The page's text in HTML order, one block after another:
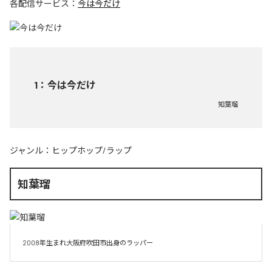
各配信サービス： 今は今だけ
1 ： 今は今だけ
知葉瑠
ジャンル： ヒップホップ/ラップ
知葉瑠